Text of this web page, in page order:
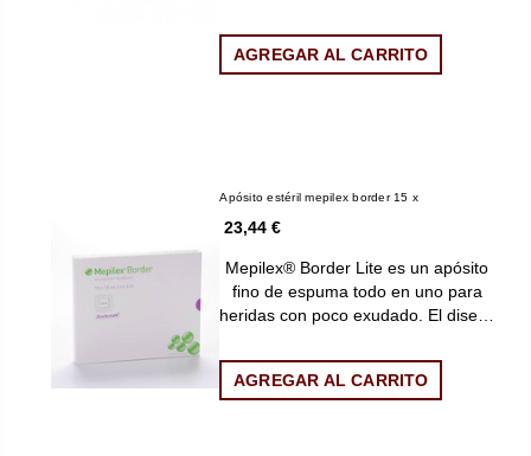
AGREGAR AL CARRITO
Apósito estéril mepilex border 15 x
23,44 €
Mepilex® Border Lite es un apósito
fino de espuma todo en uno para
heridas con poco exudado. El dise…
AGREGAR AL CARRITO